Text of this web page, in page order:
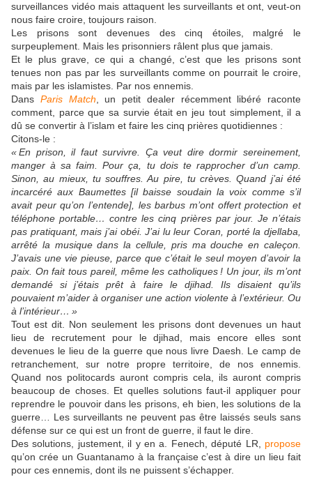
surveillances vidéo mais attaquent les surveillants et ont, veut-on
nous faire croire, toujours raison.
Les prisons sont devenues des cinq étoiles, malgré le
surpeuplement. Mais les prisonniers râlent plus que jamais.
Et le plus grave, ce qui a changé, c’est que les prisons sont
tenues non pas par les surveillants comme on pourrait le croire,
mais par les islamistes. Par nos ennemis.
Dans Paris Match , un petit dealer récemment libéré raconte
comment, parce que sa survie était en jeu tout simplement, il a
dû se convertir à l’islam et faire les cinq prières quotidiennes :
Citons-le :
« En prison, il faut survivre. Ça veut dire dormir sereinement,
manger à sa faim. Pour ça, tu dois te rapprocher d’un camp.
Sinon, au mieux, tu souffres. Au pire, tu crèves. Quand j’ai été
incarcéré aux Baumettes [il baisse soudain la voix comme s’il
avait peur qu’on l’entende], les barbus m’ont offert protection et
téléphone portable… contre les cinq prières par jour. Je n’étais
pas pratiquant, mais j’ai obéi. J’ai lu leur Coran, porté la djellaba,
arrêté la musique dans la cellule, pris ma douche en caleçon.
J’avais une vie pieuse, parce que c’était le seul moyen d’avoir la
paix. On fait tous pareil, même les catholiques ! Un jour, ils m’ont
demandé si j’étais prêt à faire le djihad. Ils disaient qu’ils
pouvaient m’aider à organiser une action violente à l’extérieur. Ou
à l’intérieur… »
Tout est dit. Non seulement les prisons dont devenues un haut
lieu de recrutement pour le djihad, mais encore elles sont
devenues le lieu de la guerre que nous livre Daesh. Le camp de
retranchement, sur notre propre territoire, de nos ennemis.
Quand nos politocards auront compris cela, ils auront compris
beaucoup de choses. Et quelles solutions faut-il appliquer pour
reprendre le pouvoir dans les prisons, eh bien, les solutions de la
guerre… Les surveillants ne peuvent pas être laissés seuls sans
défense sur ce qui est un front de guerre, il faut le dire.
Des solutions, justement, il y en a. Fenech, député LR, propose
qu’on crée un Guantanamo à la française c’est à dire un lieu fait
pour ces ennemis, dont ils ne puissent s’échapper.